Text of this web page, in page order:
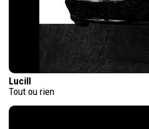
Lucill
Tout ou rien